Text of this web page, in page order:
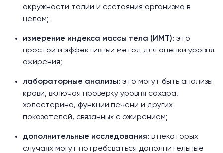
окружности талии и cостояния организма в
целом;
измерение индекса массы тела (ИМТ): это
простой и эффективный метод для оценки уровня
ожирения;
лабораторные анализы: это могут быть анализы
крови, включая проверку уровня сахара,
холестерина, функции печени и других
показателей, связанных с ожирением;
дополнительные исследования: в некоторых
случаях могут потребоваться дополнительные